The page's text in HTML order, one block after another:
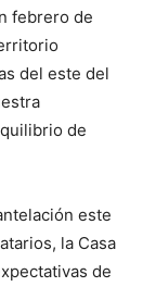
febrero de
del este del
de
este
la Casa
de